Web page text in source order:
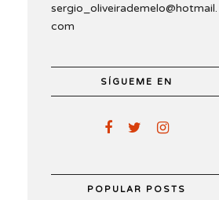
sergio_oliveirademelo@hotmail.
com
SÍGUEME EN
POPULAR POSTS